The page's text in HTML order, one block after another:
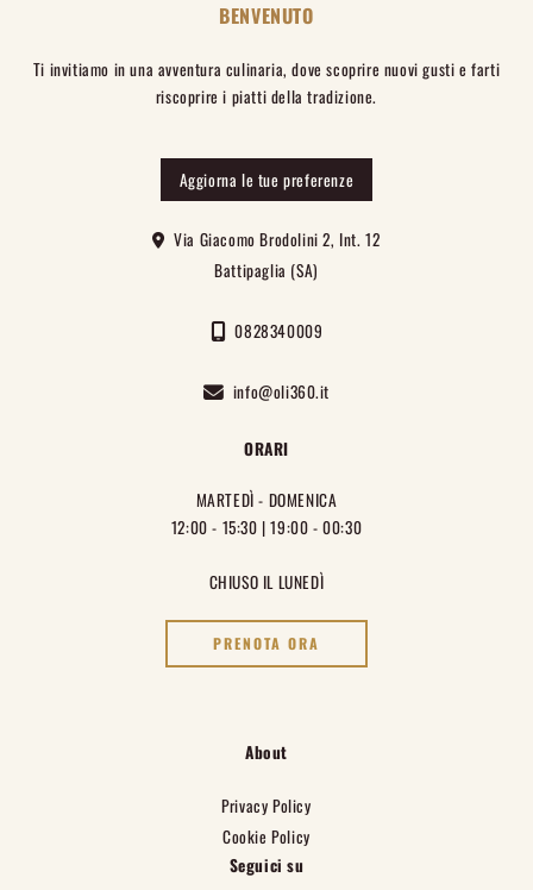
BENVENUTO
Ti invitiamo in una avventura culinaria, dove scoprire nuovi gusti e farti
riscoprire i piatti della tradizione.
Aggiorna le tue preferenze
Via Giacomo Brodolini 2, Int. 12
Battipaglia (SA)
0828340009
info@oli360.it
ORARI
MARTEDÌ - DOMENICA
12:00 - 15:30 | 19:00 - 00:30
CHIUSO IL LUNEDÌ
PRENOTA ORA
About
Privacy Policy
Cookie Policy
Seguici su